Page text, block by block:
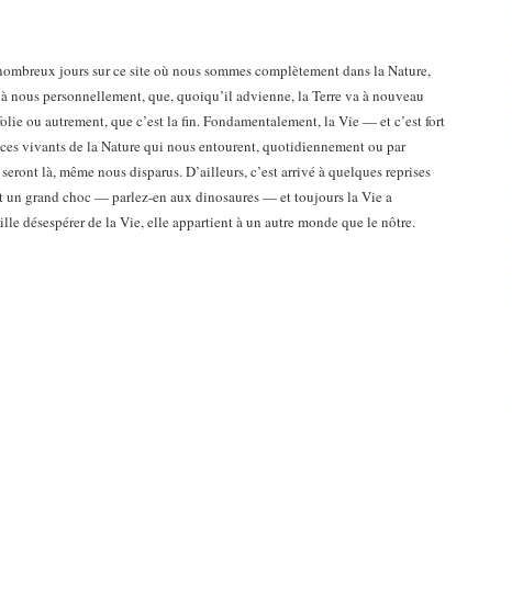
jours sur ce site où nous sommes complètement dans la Nature,
nous personnellement, que, quoiqu’il advienne, la Terre va à nouveau
ou autrement, que c’est la fin. Fondamentalement, la Vie — et c’est fort
vivants de la Nature qui nous entourent, quotidiennement ou par
là, même nous disparus. D’ailleurs, c’est arrivé à quelques reprises
un grand choc — parlez-en aux dinosaures — et toujours la Vie a
désespérer de la Vie, elle appartient à un autre monde que le nôtre.